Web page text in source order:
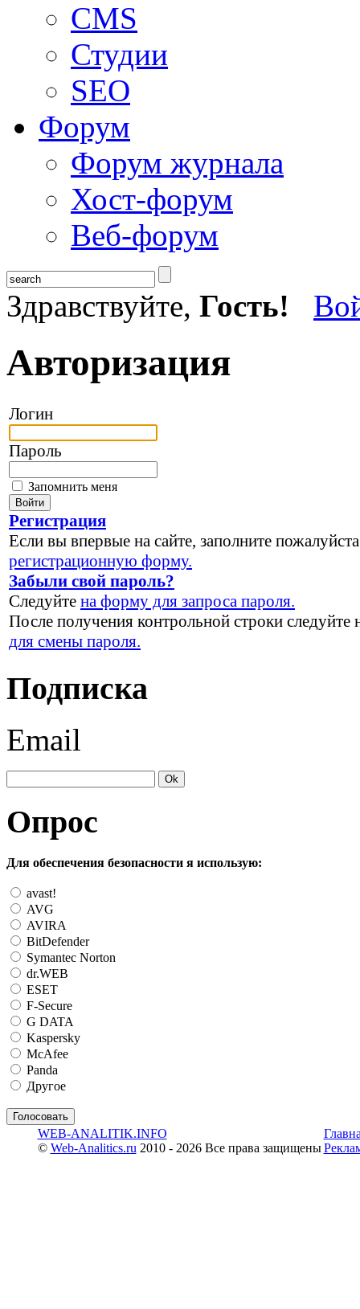
CMS
Студии
SEO
Форум
Форум журнала
Хост-форум
Веб-форум
Здравствуйте, Гость!
Авторизация
Логин
Пароль
Запомнить меня
Регистрация
Если вы впервые на сайте, заполните пожалуйста
регистрационную форму.
Забыли свой пароль?
Следуйте на форму для запроса пароля.
После получения контрольной строки следуйте
для смены пароля.
Подписка
Email
Опрос
Для обеспечения безопасности я использую:
avast!
AVG
AVIRA
BitDefender
Symantec Norton
dr.WEB
ESET
F-Secure
G DATA
Kaspersky
McAfee
Panda
Другое
WEB-ANALITIK.INFO
© Web-Analitics.ru 2010 - 2026 Все права защищены